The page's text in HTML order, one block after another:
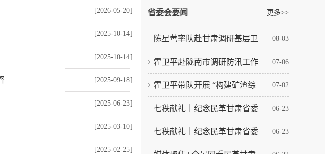
[2026-05-20]
[2025-10-14]
[2025-10-14]
[2025-09-18]
[2025-06-23]
[2025-03-10]
[2025-02-25]
省委会要闻 更多>>
陈星莺率队赴甘肃调研基层卫 08-03
霍卫平赴陇南市调研防汛工作 07-06
霍卫平带队开展 “构建矿渣综 07-02
七秩献礼｜纪念民革甘肃省委 06-23
七秩献礼｜纪念民革甘肃省委 06-23